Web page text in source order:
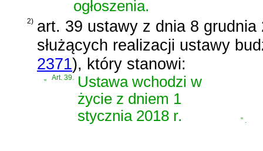
ogłoszenia.
2) art. 39 ustawy z dnia 8
służących realizacji ustawy
2371), który stanowi:
Art. 39.
Ustawa wchodzi w
życie z dniem 1
stycznia 2018 r.
”